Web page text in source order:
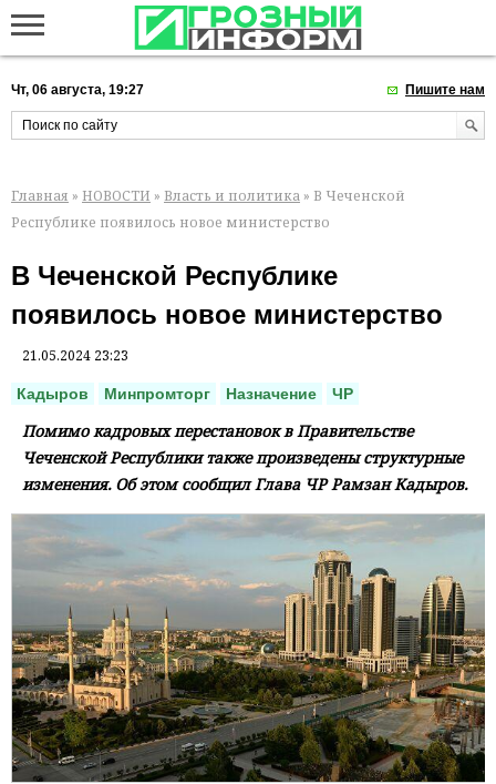
Чт, 06 августа, 19:27 Пишите нам
Главная » НОВОСТИ » Власть и политика » В Чеченской
Республике появилось новое министерство
В Чеченской Республике
появилось новое министерство
21.05.2024 23:23
Кадыров Минпромторг Назначение ЧР
Помимо кадровых перестановок в Правительстве
Чеченской Республики также произведены структурные
изменения. Об этом сообщил Глава ЧР Рамзан Кадыров.